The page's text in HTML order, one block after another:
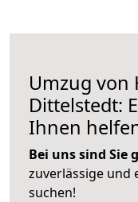
Umzug von
Dittelstedt:
Ihnen
Bei uns sind Sie
zuverlässige und
suchen!